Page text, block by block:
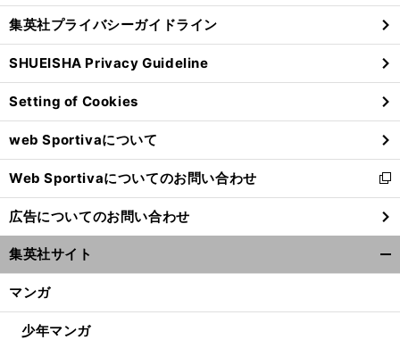
る
し
い
ウ
ィ
ン
ド
ウ
で
開
く
集英社プライバシーガイドライン
SHUEISHA Privacy Guideline
Setting of Cookies
web Sportivaについて
Web Sportivaについてのお問い合わせ
新
し
い
ウ
ィ
ン
ウ
広告についてのお問い合わせ
集英社サイト
マンガ
少年マンガ